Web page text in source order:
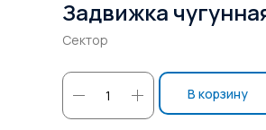
Задвижка
Сектор
В корзину